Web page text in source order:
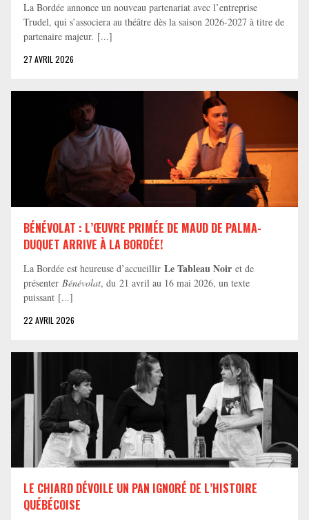
La Bordée annonce un nouveau partenariat avec l’entreprise
Trudel, qui s’associera au théâtre dès la saison 2026-2027 à titre de
partenaire majeur. [...]
27 AVRIL 2026
BÉNÉVOLAT : L’ŒUVRE PRIMÉE DE MAUD DE PALMA-
DUQUET ARRIVE À LA BORDÉE!
La Bordée est heureuse d’accueillir Le Tableau Noir et de
présenter Bénévolat, du 21 avril au 16 mai 2026, un texte
puissant [...]
22 AVRIL 2026
LE CHIARD DÉVOILE UN PAN IGNORÉ DE L’HISTOIRE
QUÉBÉCOISE